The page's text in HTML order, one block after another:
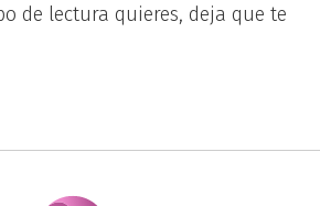
de lectura quieres, deja que te